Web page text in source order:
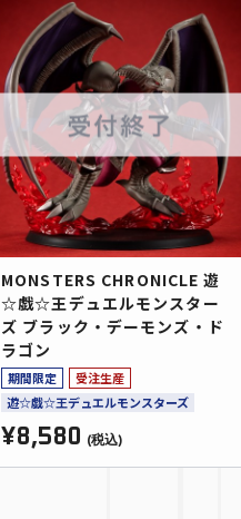
MONSTERS CHRONICLE 遊
☆戯☆王デュエルモンスター
ズ ブラック・デーモンズ・ド
ラゴン
期間限定
受注生産
遊☆戯☆王デュエルモンスターズ
¥8,580 (税込)